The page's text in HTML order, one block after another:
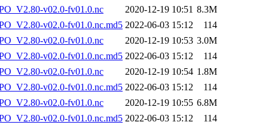
v02.0-fv01.0.nc
2020-12-19 10:51 8.3M
v02.0-fv01.0.nc.md5 2022-06-03 15:12
114
v02.0-fv01.0.nc
2020-12-19 10:53 3.0M
v02.0-fv01.0.nc.md5 2022-06-03 15:12
114
v02.0-fv01.0.nc
2020-12-19 10:54 1.8M
v02.0-fv01.0.nc.md5 2022-06-03 15:12
114
v02.0-fv01.0.nc
2020-12-19 10:55 6.8M
v02.0-fv01.0.nc.md5 2022-06-03 15:12
114